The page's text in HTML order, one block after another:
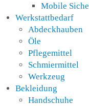
Mobile
Werkstattbedarf
Abdeckhauben
Öle
Pflegemittel
Schmiermittel
Werkzeug
Bekleidung
Handschuhe